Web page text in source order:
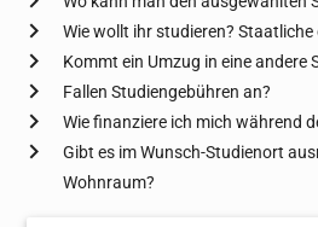
Wie wollt ihr studieren? Staatliche
Kommt ein Umzug in eine andere
Fallen Studiengebühren an?
Wie finanziere ich mich während
Gibt es im Wunsch-Studienort
Wohnraum?